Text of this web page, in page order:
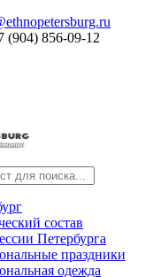
(904) 856-09-12
состав
Петербурга
праздники
одежда